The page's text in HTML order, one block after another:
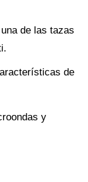
de las tazas
de
y